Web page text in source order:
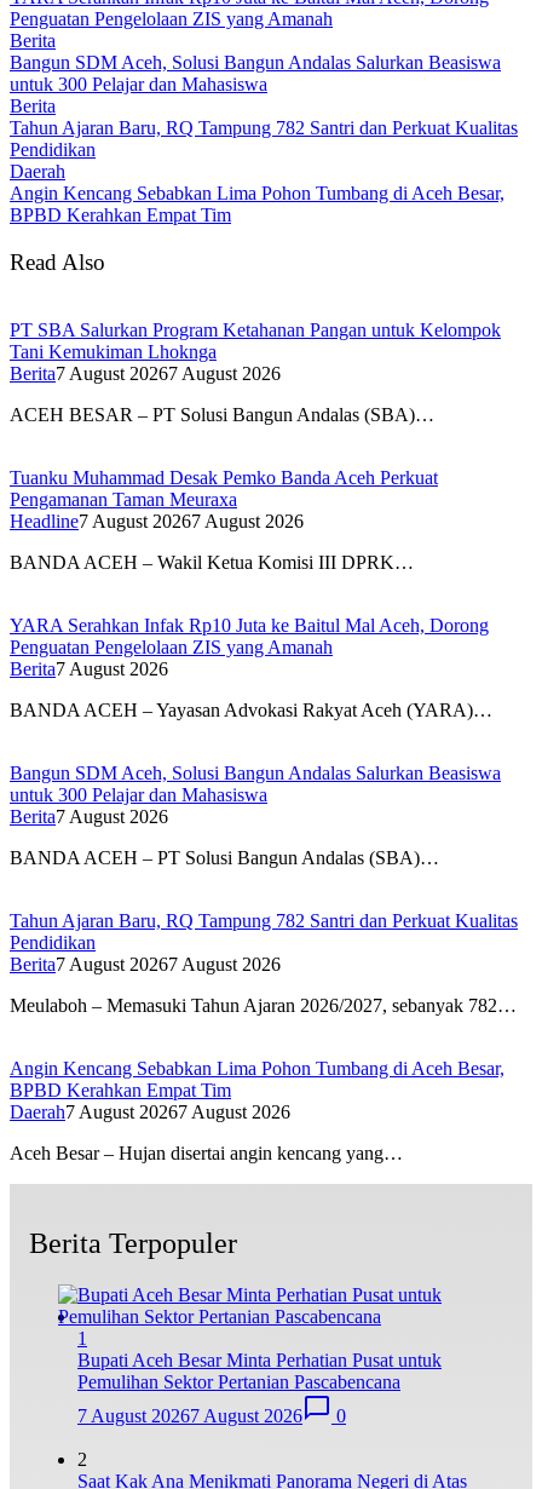
Penguatan Pengelolaan ZIS yang Amanah
Berita
Bangun SDM Aceh, Solusi Bangun Andalas Salurkan Beasiswa
untuk 300 Pelajar dan Mahasiswa
Berita
Tahun Ajaran Baru, RQ Tampung 782 Santri dan Perkuat Kualitas
Pendidikan
Daerah
Angin Kencang Sebabkan Lima Pohon Tumbang di Aceh Besar,
BPBD Kerahkan Empat Tim
Read Also
PT SBA Salurkan Program Ketahanan Pangan untuk Kelompok
Tani Kemukiman Lhoknga
Berita7 August 20267 August 2026
ACEH BESAR – PT Solusi Bangun Andalas (SBA)…
Tuanku Muhammad Desak Pemko Banda Aceh Perkuat
Pengamanan Taman Meuraxa
Headline7 August 20267 August 2026
BANDA ACEH – Wakil Ketua Komisi III DPRK…
YARA Serahkan Infak Rp10 Juta ke Baitul Mal Aceh, Dorong
Penguatan Pengelolaan ZIS yang Amanah
Berita7 August 2026
BANDA ACEH – Yayasan Advokasi Rakyat Aceh (YARA)…
Bangun SDM Aceh, Solusi Bangun Andalas Salurkan Beasiswa
untuk 300 Pelajar dan Mahasiswa
Berita7 August 2026
BANDA ACEH – PT Solusi Bangun Andalas (SBA)…
Tahun Ajaran Baru, RQ Tampung 782 Santri dan Perkuat Kualitas
Pendidikan
Berita7 August 20267 August 2026
Meulaboh – Memasuki Tahun Ajaran 2026/2027, sebanyak 782…
Angin Kencang Sebabkan Lima Pohon Tumbang di Aceh Besar,
BPBD Kerahkan Empat Tim
Daerah7 August 20267 August 2026
Aceh Besar – Hujan disertai angin kencang yang…
Berita Terpopuler
1
Bupati Aceh Besar Minta Perhatian Pusat untuk
Pemulihan Sektor Pertanian Pascabencana
7 August 20267 August 2026 0
2
Saat Kak Ana Menikmati Panorama Negeri di Atas